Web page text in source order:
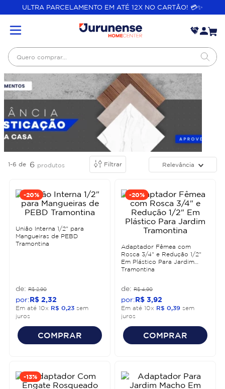
ULTRA PARCELAMENTO EM ATÉ 12X NO CARTÃO! 💳✨
Quero comprar...
1-6 de 6 produtos Filtrar Relevância
-20%
União Interna 1/2" para
Mangueiras de PEBD
Tramontina
R$ 2,90
R$ 2 32
Em até 10x R$ 0 23 sem
juros
COMPRAR
-20%
Adaptador Fêmea com
Rosca 3/4" e Redução 1/2"
Em Plástico Para Jardim
Tramontina
R$ 4,90
R$ 3 92
Em até 10x R$ 0 39 sem
juros
COMPRAR
-13%